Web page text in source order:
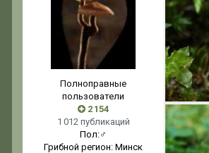
Полноправные
пользователи
2 154
1 012 публикаций
Пол:♂
Грибной регион: Минск